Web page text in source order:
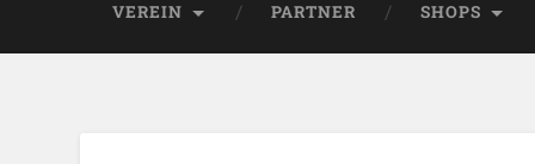
VEREIN PARTNER SHOPS